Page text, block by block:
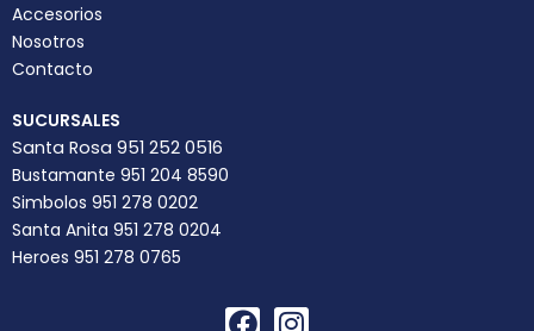
Accesorios
Nosotros
Contacto
SUCURSALES
Santa Rosa 951 252 0516
Bustamante 951 204 8590
Simbolos 951 278 0202
Santa Anita 951 278 0204
Heroes 951 278 0765